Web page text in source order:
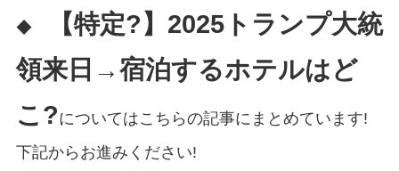
◆
【特定?】2025トランプ大統
領来日→宿泊するホテルはど
こ?についてはこちらの記事にまとめています!
下記からお進みください!